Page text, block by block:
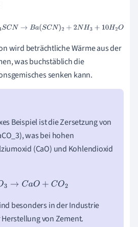
4SCN→Ba(SCN)2+2 NH3+10H2 O
wird beträchtliche Wärme aus der
was buchstäblich die
senken kann.
Beispiel ist die Zersetzung von
was bei hohen
(CaO) und Kohlendioxid
CO3→ CaO+CO 2
besonders in der Industrie
von Zement.